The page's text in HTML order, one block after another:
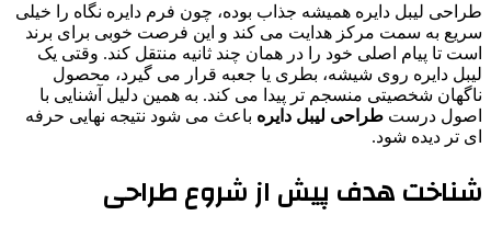
طراحی لیبل دایره همیشه جذاب بوده، چون فرم دایره نگاه را خیلی
سریع به سمت مرکز هدایت می کند و این فرصت خوبی برای برند
است تا پیام اصلی خود را در همان چند ثانیه منتقل کند. وقتی یک
لیبل دایره روی شیشه، بطری یا جعبه قرار می گیرد، محصول
ناگهان شخصیتی منسجم تر پیدا می کند. به همین دلیل آشنایی با
اصول درست طراحی لیبل دایره باعث می شود نتیجه نهایی حرفه
ای تر دیده شود.
شناخت هدف پیش از شروع طراحی